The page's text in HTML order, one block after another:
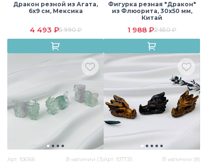
Дракон резной из Агата,
6х9 см, Мексика
4 493 ₽5 990 ₽
Фигурка резная "Дракон"
из Флюорита, 30х50 мм,
Китай
1 988 ₽2 650 ₽
Арт. 106166 В наличии (3)Арт. 107735 В наличии (8)